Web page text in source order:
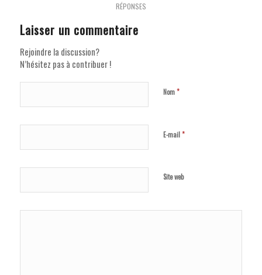
RÉPONSES
Laisser un commentaire
Rejoindre la discussion?
N’hésitez pas à contribuer !
Nom*
E-mail*
Site web